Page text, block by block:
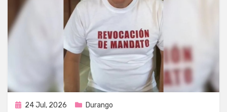
Publicada
24 Jul, 2026 Durango